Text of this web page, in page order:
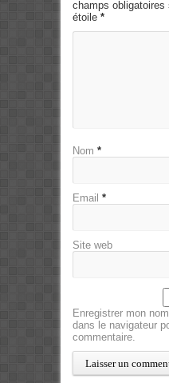
champs obligatoires
étoile *
Nom *
Email *
Site web
Enregistrer mon
dans le navigateur
commentaire.